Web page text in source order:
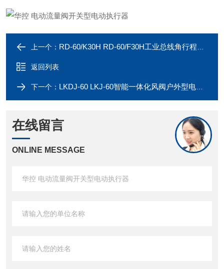
上一个： RD-60/K30H RD-60/F30H工业总线角行程阀门电动执行器
返回列表
下一个： LKDJ-60 LKJ-60智能一体化风阀户外型电动执行器
在线留言
ONLINE MESSAGE